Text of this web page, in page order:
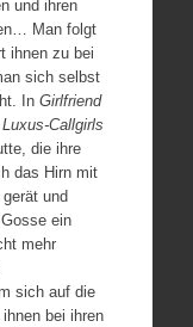
und ihren
Man folgt
ihnen zu bei
sich selbst
In Girlfriend
Callgirls
die ihre
das Hirn mit
und
ein
mehr
sich auf die
bei ihren